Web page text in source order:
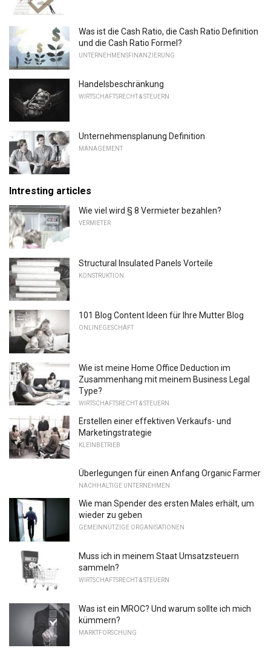
Was ist die Cash Ratio, die Cash Ratio Definition
und die Cash Ratio Formel?
UNTERNEHMENSFINANZIERUNG
Handelsbeschränkung
WIRTSCHAFTSRECHT & STEUERN
Unternehmensplanung Definition
MANAGEMENT
Intresting articles
Wie viel wird § 8 Vermieter bezahlen?
VERMIETER
Structural Insulated Panels Vorteile
KONSTRUKTION
101 Blog Content Ideen für Ihre Mutter Blog
ONLINEGESCHÄFT
Wie ist meine Home Office Deduction im
Zusammenhang mit meinem Business Legal
Type?
WIRTSCHAFTSRECHT & STEUERN
Erstellen einer effektiven Verkaufs- und
Marketingstrategie
KLEINBETRIEB
Überlegungen für einen Anfang Organic Farmer
NACHHALTIGE UNTERNEHMEN
Wie man Spender des ersten Males erhält, um
wieder zu geben
GEMEINNÜTZIGE ORGANISATIONEN
Muss ich in meinem Staat Umsatzsteuern
sammeln?
WIRTSCHAFTSRECHT & STEUERN
Was ist ein MROC? Und warum sollte ich mich
kümmern?
MARKTFORSCHUNG